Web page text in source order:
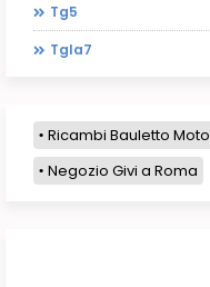
Tg5
Tgla7
Ricambi Bauletto Moto
Negozio Givi a Roma